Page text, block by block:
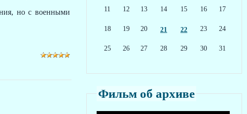
но с военными
11 12 13 14 15 16 17
18 19 20 21 22 23 24
25 26 27 28 29 30 31
Фильм об архиве